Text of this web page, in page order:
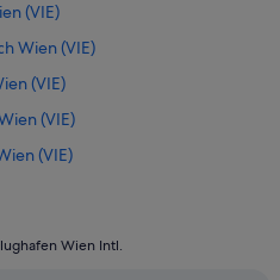
(VIE)
Wien (VIE)
(VIE)
(VIE)
(VIE)
Wien (VIE)
Wien Intl.